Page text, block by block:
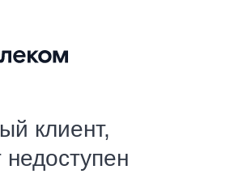
клиент,